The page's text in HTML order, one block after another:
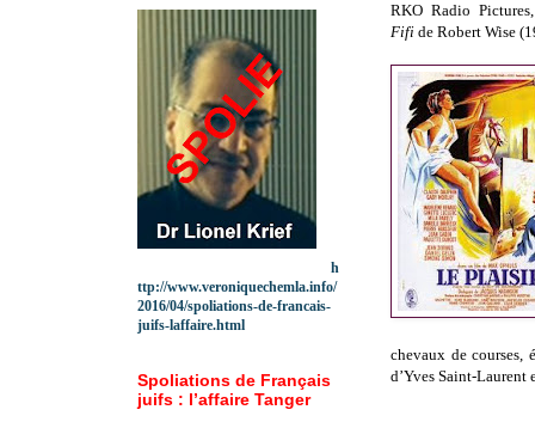
RKO Radio
Fifi de Robert Wise
chevaux de courses,
d’Yves Saint-Laurent
h
ttp://www.veroniquechemla.info/
2016/04/spoliations-de-francais-
juifs-laffaire.html
Spoliations de Français
juifs : l’affaire Tanger